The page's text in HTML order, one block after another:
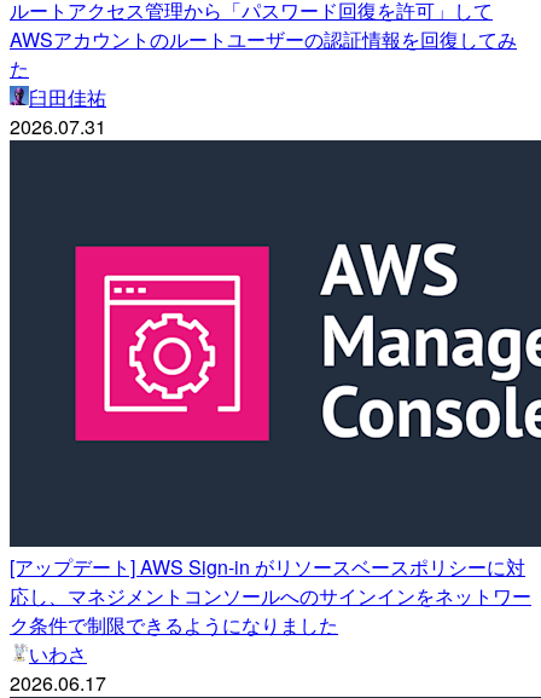
ルートアクセス管理から「パスワード回復を許可」して
AWSアカウントのルートユーザーの認証情報を回復してみ
た
臼田佳祐
2026.07.31
[アップデート] AWS Sign-in がリソースベースポリシーに対
応し、マネジメントコンソールへのサインインをネットワー
ク条件で制限できるようになりました
いわさ
2026.06.17